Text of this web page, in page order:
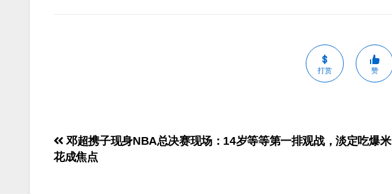
打赏 赞
邓超携子现身NBA总决赛现场：14岁等等第一排观战，淡定吃爆米
花成焦点